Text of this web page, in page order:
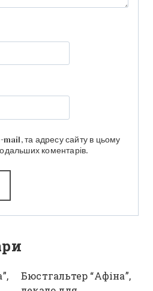
mail, та адресу сайту в цьому
коментарів.
Бюстгальтер “Афіна”,